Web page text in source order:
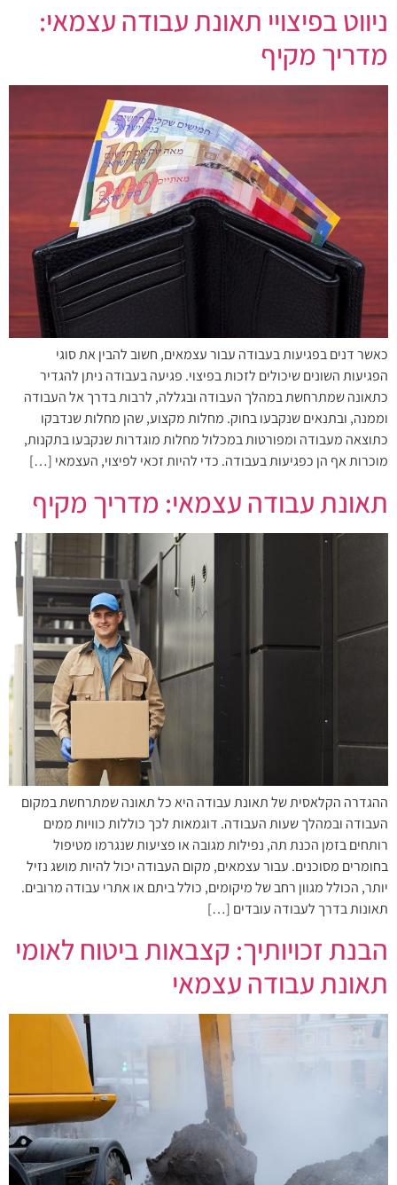
ניווט בפיצויי תאונת עבודה עצמאי:
מדריך מקיף
כאשר דנים בפגיעות בעבודה עבור עצמאים, חשוב להבין את סוגי
הפגיעות השונים שיכולים לזכות בפיצוי. פגיעה בעבודה ניתן להגדיר
כתאונה שמתרחשת במהלך העבודה ובגללה, לרבות בדרך אל העבודה
וממנה, ובתנאים שנקבעו בחוק. מחלות מקצוע, שהן מחלות שנדבקו
כתוצאה מעבודה ומפורטות במכלול מחלות מוגדרות שנקבעו בתקנות,
מוכרות אף הן כפגיעות בעבודה. כדי להיות זכאי לפיצוי, העצמאי […]
תאונת עבודה עצמאי: מדריך מקיף
ההגדרה הקלאסית של תאונת עבודה היא כל תאונה שמתרחשת במקום
העבודה ובמהלך שעות העבודה. דוגמאות לכך כוללות כוויות ממים
רותחים בזמן הכנת תה, נפילות מגובה או פציעות שנגרמו מטיפול
בחומרים מסוכנים. עבור עצמאים, מקום העבודה יכול להיות מושג נזיל
יותר, הכולל מגוון רחב של מיקומים, כולל ביתם או אתרי עבודה מרובים.
תאונות בדרך לעבודה עובדים […]
הבנת זכויותיך: קצבאות ביטוח לאומי
תאונת עבודה עצמאי